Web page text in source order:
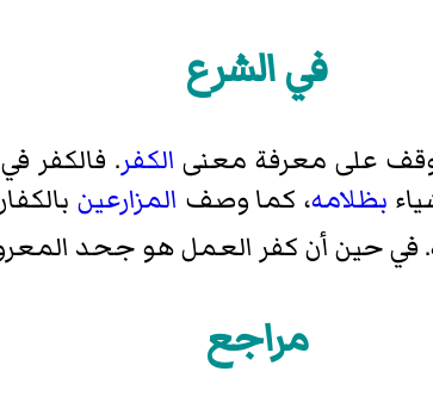
في الشرع
على معرفة معنى الكفر. فالكفر في
بظلامه، كما وصف المزارعين
به. في حين أن كفر العمل هو جحد
مراجع